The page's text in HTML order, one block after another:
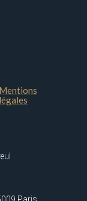
Mentions
légales